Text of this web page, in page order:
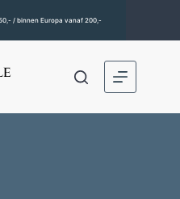
/ binnen Europa vanaf 200,-